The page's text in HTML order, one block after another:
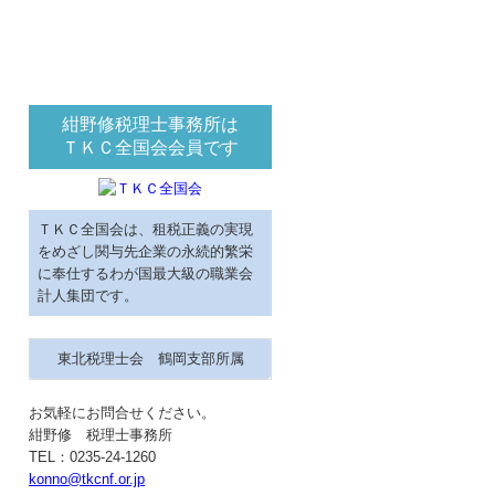
紺野修税理士事務所は
ＴＫＣ全国会会員です
ＴＫＣ全国会は、租税正義の実現
をめざし関与先企業の永続的繁栄
に奉仕するわが国最大級の職業会
計人集団です。
東北税理士会 鶴岡支部所属
お気軽にお問合せください。
紺野修 税理士事務所
TEL：0235-24-1260
konno@tkcnf.or.jp